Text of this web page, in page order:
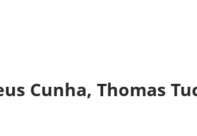
Cunha, Thomas